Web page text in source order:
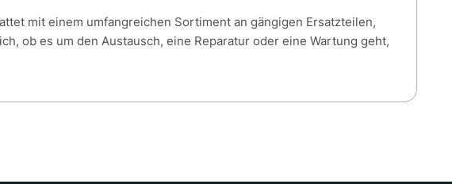
mit einem umfangreichen Sortiment an gängigen Ersatzteilen,
ob es um den Austausch, eine Reparatur oder eine Wartung geht,